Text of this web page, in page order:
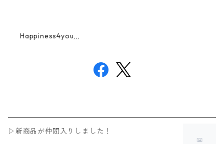
Happiness4you,,,
▷新商品が仲間入りしました！